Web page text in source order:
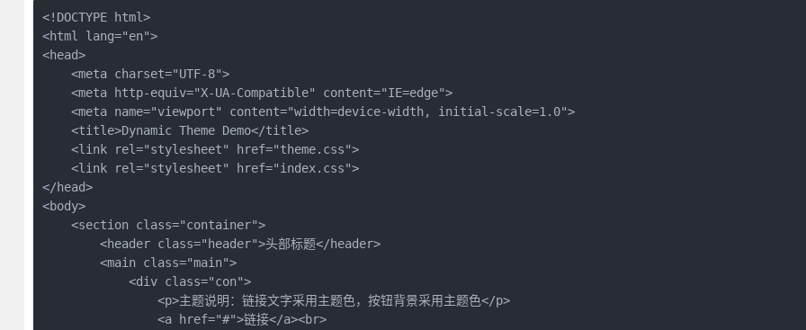
<!DOCTYPE html>
<html lang="en">
<head>
    <meta charset="UTF-8">
    <meta http-equiv="X-UA-Compatible" content="IE=edge">
    <meta name="viewport" content="width=device-width, initial-scale=1.0">
    <title>Dynamic Theme Demo</title>
    <link rel="stylesheet" href="theme.css">
    <link rel="stylesheet" href="index.css">
</head>
<body>
    <section class="container">
        <header class="header">头部标题</header>
        <main class="main">
            <div class="con">
                <p>主题说明：链接文字采用主题色，按钮背景采用主题色</p>
                <a href="#">链接</a><br>